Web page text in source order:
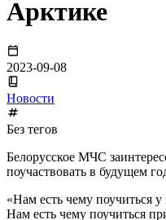
Арктике
2023-09-08
Новости
Без тегов
Белорусское МЧС
поучаствовать в будущем
«Нам есть чему поучиться
Нам есть чему поучиться